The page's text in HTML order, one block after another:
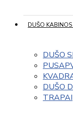
DUŠO
DUŠO
DUŠO
TRAPAI